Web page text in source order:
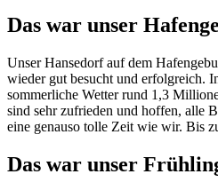
Das war unser
Unser Hansedorf auf dem
wieder gut besucht und erfolgreich.
sommerliche Wetter rund 1,3
sind sehr zufrieden und hoffen, alle
eine genauso tolle Zeit wie wir. Bis
Das war unser